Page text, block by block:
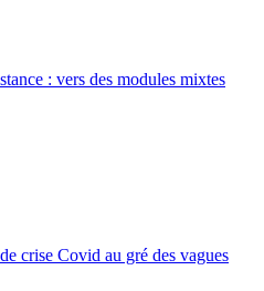
: vers des modules mixtes
crise Covid au gré des vagues